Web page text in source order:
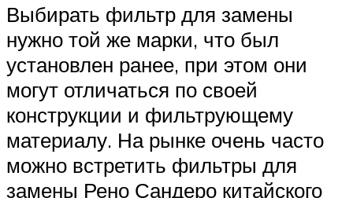
Выбирать фильтр для замены
нужно той же марки, что был
установлен ранее, при этом они
могут отличаться по своей
конструкции и фильтрующему
материалу. На рынке очень часто
можно встретить фильтры для
замены Рено Сандеро китайского